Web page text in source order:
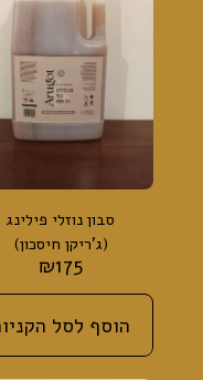
סבון נוזלי פילינג
(ג'ריקן חיסכון)
₪175
הוסף לסל